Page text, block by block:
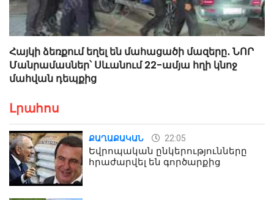
Հայկի ձեռքում եղել են մահացածի մազերը․ ՆՈՐ
Մանրամասներ՝ Սևանում 22-ամյա հղի կնոջ
մահվան դեպքից
Լրահոս
ՔԱՂԱՔԱԿԱՆ 22:05
Եվրոպական ընկերությունները
հրաժարվել են գործարքից